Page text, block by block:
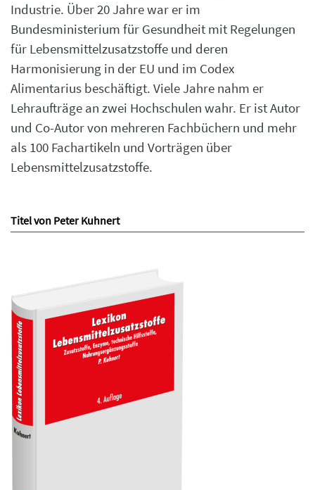
Industrie. Über 20 Jahre war er im
Bundesministerium für Gesundheit mit Regelungen
für Lebensmittelzusatzstoffe und deren
Harmonisierung in der EU und im Codex
Alimentarius beschäftigt. Viele Jahre nahm er
Lehraufträge an zwei Hochschulen wahr. Er ist Autor
und Co-Autor von mehreren Fachbüchern und mehr
als 100 Fachartikeln und Vorträgen über
Lebensmittelzusatzstoffe.
Titel von Peter Kuhnert